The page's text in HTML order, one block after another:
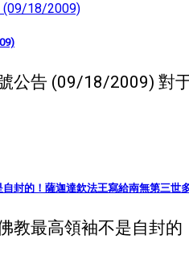
公告 (09/18/2009) 對
封的！薩迦達欽法王寫給南無第三世
教最高領袖不是自封